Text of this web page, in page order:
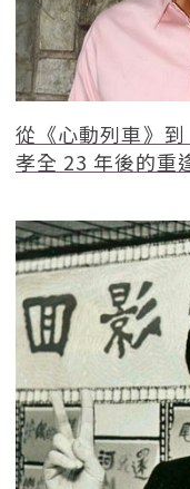
從《心動列車》
孝全 23 年後的重